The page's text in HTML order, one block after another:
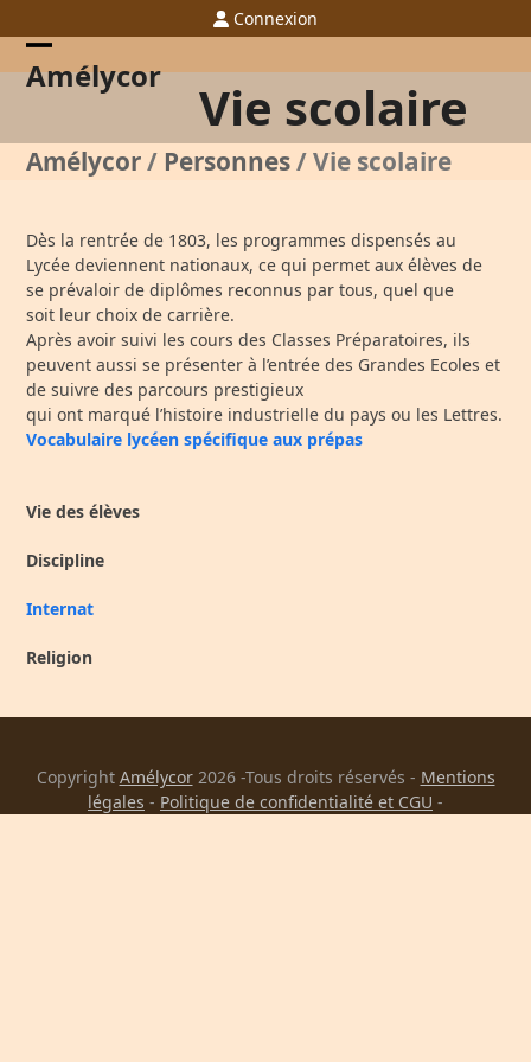
to
content
Connexion
Amélycor
Open
menu
Close
menu
Vie scolaire
Amélycor/ Personnes/Vie scolaire
Dès la rentrée de 1803, les programmesdispensés au
Lycée deviennent nationaux, ce qui permet aux élèves de
se prévaloir de diplômes reconnus par tous, quel que
soit leur choix de carrière.
Après avoir suivi les cours des Classes Préparatoires, ils
peuvent aussi se présenterà l’entrée des Grandes Ecoles et
de suivredes parcours prestigieux
qui ont marqué l’histoire industrielle du pays ou les Lettres.
Vocabulaire lycéen spécifique aux prépas
Vie des élèves
Discipline
Internat
Religion
Copyright Amélycor2026 -Tous droits réservés - Mentions
légales - Politique de confidentialité et CGU -